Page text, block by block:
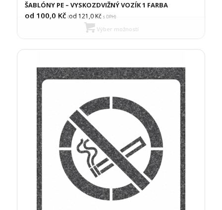
ŠABLÓNY PE – VYSKOZDVIŽNÝ VOZÍK 1 FARBA
od 100,0 Kč (od 121,0Kčs DPH)
Výber možností